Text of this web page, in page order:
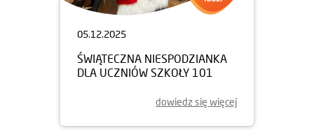
05.12.2025
ŚWIĄTECZNA NIESPODZIANKA
DLA UCZNIÓW SZKOŁY 101
dowiedz się więcej